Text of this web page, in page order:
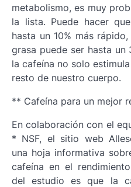
metabolismo, es muy
la lista. Puede hacer
hasta un 10% más
grasa puede ser hasta un
la cafeína no solo
resto de nuestro cuerpo.
** Cafeína para un mejor
En colaboración con el
* NSF, el sitio web
una hoja informativa
cafeína en el
del estudio es que la